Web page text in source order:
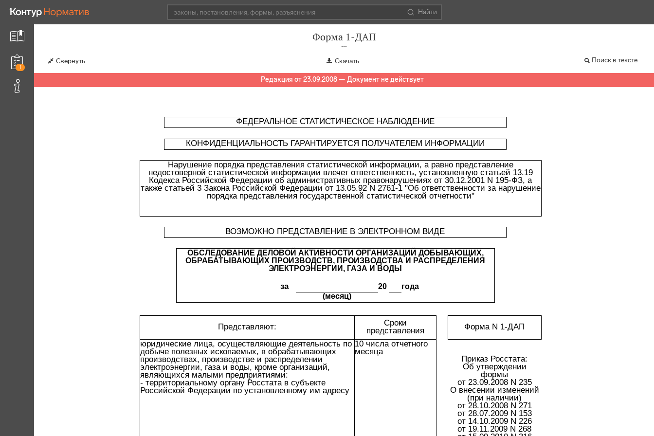
Найти
1
Форма 1-ДАП
Свернуть Скачать Поиск в тексте
Редакция от 23.09.2008 — Документ не действует
ФЕДЕРАЛЬНОЕ СТАТИСТИЧЕСКОЕ НАБЛЮДЕНИЕ
КОНФИДЕНЦИАЛЬНОСТЬ ГАРАНТИРУЕТСЯ ПОЛУЧАТЕЛЕМ ИНФОРМАЦИИ
Нарушение порядка представления статистической информации, а равно представление
недостоверной статистической информации влечет ответственность, установленную статьей 13.19
Кодекса Российской Федерации об административных правонарушениях от 30.12.2001 N 195-ФЗ, а
также статьей 3 Закона Российской Федерации от 13.05.92 N 2761-1 "Об ответственности за нарушение
порядка представления государственной статистической отчетности"
ВОЗМОЖНО ПРЕДСТАВЛЕНИЕ В ЭЛЕКТРОННОМ ВИДЕ
ОБСЛЕДОВАНИЕ ДЕЛОВОЙ АКТИВНОСТИ ОРГАНИЗАЦИЙ ДОБЫВАЮЩИХ,
ОБРАБАТЫВАЮЩИХ ПРОИЗВОДСТВ, ПРОИЗВОДСТВА И РАСПРЕДЕЛЕНИЯ
ЭЛЕКТРОЭНЕРГИИ, ГАЗА И ВОДЫ
за 20 года
(месяц)
Представляют:
Сроки
представления
Форма N 1-ДАП
юридические лица, осуществляющие деятельность по
добыче полезных ископаемых, в обрабатывающих
производствах, производстве и распределении
электроэнергии, газа и воды, кроме организаций,
являющихся малыми предприятиями:
- территориальному органу Росстата в субъекте
Российской Федерации по установленному им адресу
10 числа отчетного
месяца
Приказ Росстата:
Об утверждении
формы
от 23.09.2008 N 235
О внесении изменений
(при наличии)
от 28.10.2008 N 271
от 28.07.2009 N 153
от 14.10.2009 N 226
от 19.11.2009 N 268